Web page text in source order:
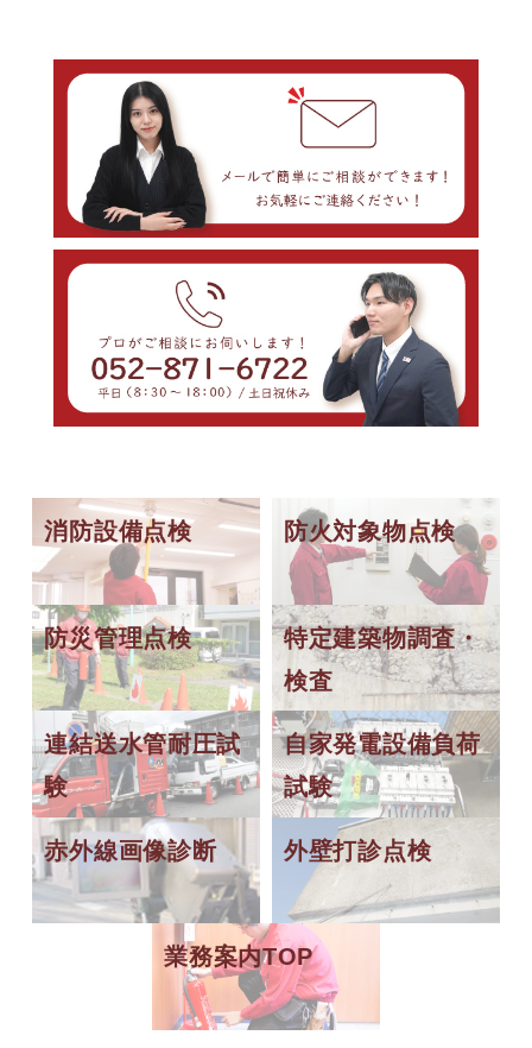
消防設備点検 防火対象物点検
防災管理点検
特定建築物調査・
検査
連結送水管耐圧試
験
自家発電設備負荷
試験
赤外線画像診断 外壁打診点検
業務案内TOP